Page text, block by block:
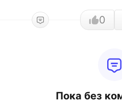
0
Пока без